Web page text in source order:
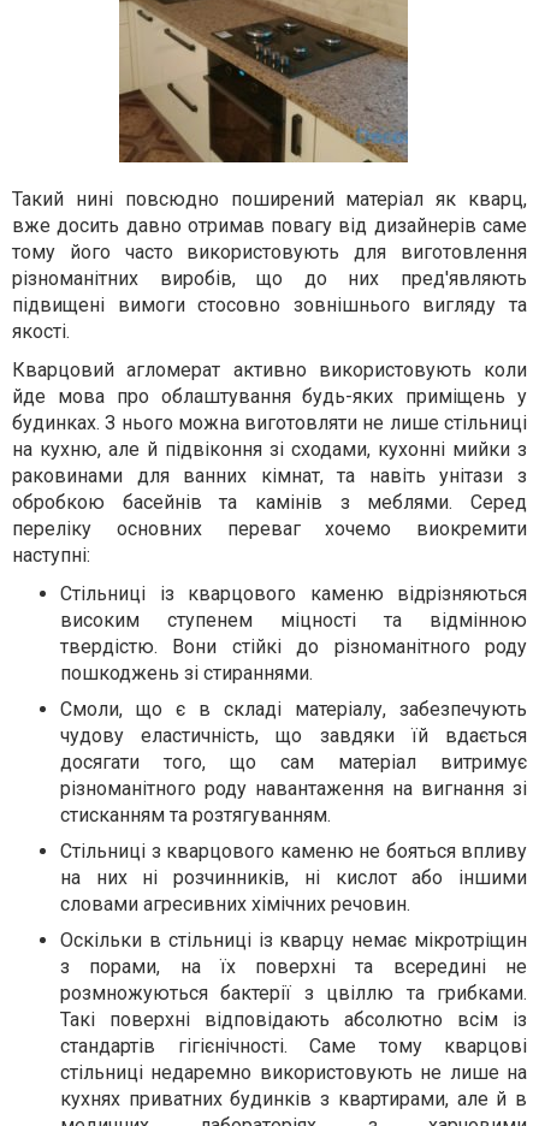
Такий нині повсюдно поширений матеріал як кварц,
вже досить давно отримав повагу від дизайнерів саме
тому його часто використовують для виготовлення
різноманітних виробів, що до них пред'являють
підвищені вимоги стосовно зовнішнього вигляду та
якості.
Кварцовий агломерат активно використовують коли
йде мова про облаштування будь-яких приміщень у
будинках. З нього можна виготовляти не лише стільниці
на кухню, але й підвіконня зі сходами, кухонні мийки з
раковинами для ванних кімнат, та навіть унітази з
обробкою басейнів та камінів з меблями. Серед
переліку основних переваг хочемо виокремити
наступні:
Стільниці із кварцового каменю відрізняються
високим ступенем міцності та відмінною
твердістю. Вони стійкі до різноманітного роду
пошкоджень зі стираннями.
Смоли, що є в складі матеріалу, забезпечують
чудову еластичність, що завдяки їй вдається
досягати того, що сам матеріал витримує
різноманітного роду навантаження на вигнання зі
стисканням та розтягуванням.
Стільниці з кварцового каменю не бояться впливу
на них ні розчинників, ні кислот або іншими
словами агресивних хімічних речовин.
Оскільки в стільниці із кварцу немає мікротріщин
з порами, на їх поверхні та всередині не
розмножуються бактерії з цвіллю та грибками.
Такі поверхні відповідають абсолютно всім із
стандартів гігієнічності. Саме тому кварцові
стільниці недаремно використовують не лише на
кухнях приватних будинків з квартирами, але й в